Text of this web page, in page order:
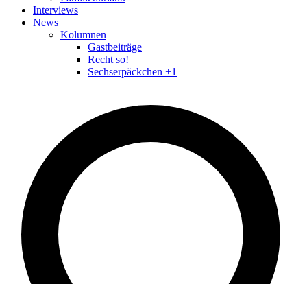
Interviews
News
Kolumnen
Gastbeiträge
Recht so!
Sechserpäckchen +1